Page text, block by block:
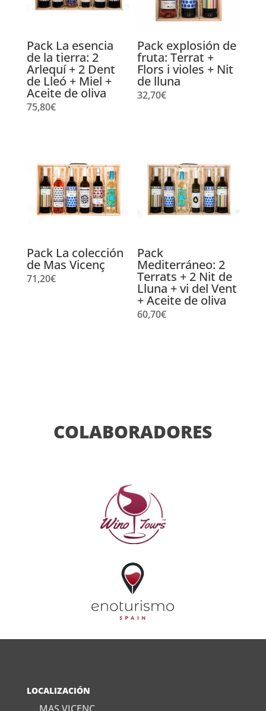
Pack La esencia
de la tierra: 2
Arlequí + 2 Dent
de Lleó + Miel +
Aceite de oliva
75,80€
Pack explosión de
fruta: Terrat +
Flors i violes + Nit
de lluna
32,70€
Pack La colección
de Mas Vicenç
71,20€
Pack
Mediterráneo: 2
Terrats + 2 Nit de
Lluna + vi del Vent
+ Aceite de oliva
60,70€
COLABORADORES
LOCALIZACIÓN